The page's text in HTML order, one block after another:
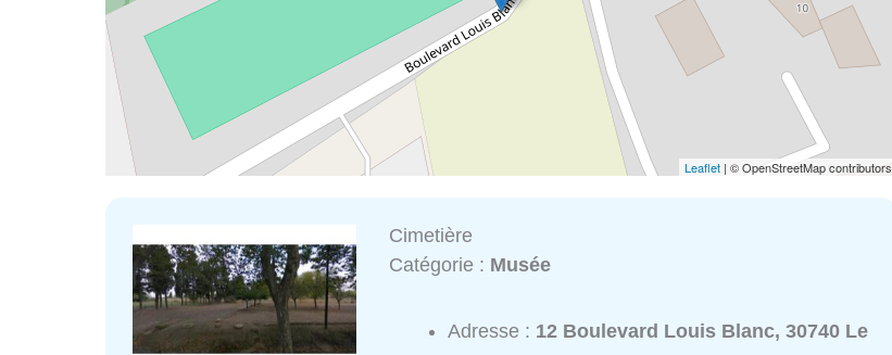
Leaflet | © OpenStreetMap contributors
Cimetière
Catégorie : Musée
Adresse : 12 Boulevard Louis Blanc, 30740 Le